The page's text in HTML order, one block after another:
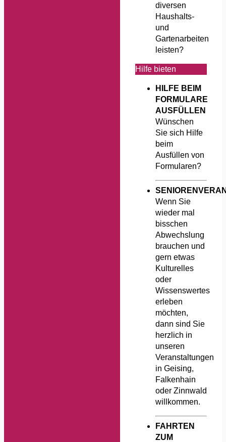
diversen
Haushalts-
und
Gartenarbeiten
leisten?
Hilfe bieten
HILFE BEIM
FORMULARE
AUSFÜLLEN
Wünschen
Sie sich Hilfe
beim
Ausfüllen von
Formularen?
Wenn Sie
wieder mal
bisschen
Abwechslung
brauchen und
gern etwas
Kulturelles
oder
Wissenswertes
erleben
möchten,
dann sind Sie
herzlich in
unseren
Veranstaltungen
in Geising,
Falkenhain
oder Zinnwald
willkommen.
FAHRTEN
ZUM